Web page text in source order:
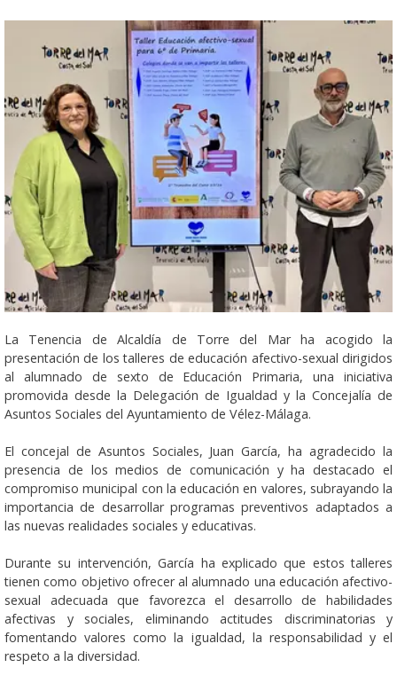
La Tenencia de Alcaldía de Torre del Mar ha acogido la
presentación de los talleres de educación afectivo-sexual dirigidos
al alumnado de sexto de Educación Primaria, una iniciativa
promovida desde la Delegación de Igualdad y la Concejalía de
Asuntos Sociales del Ayuntamiento de Vélez-Málaga.
El concejal de Asuntos Sociales, Juan García, ha agradecido la
presencia de los medios de comunicación y ha destacado el
compromiso municipal con la educación en valores, subrayando la
importancia de desarrollar programas preventivos adaptados a
las nuevas realidades sociales y educativas.
Durante su intervención, García ha explicado que estos talleres
tienen como objetivo ofrecer al alumnado una educación afectivo-
sexual adecuada que favorezca el desarrollo de habilidades
afectivas y sociales, eliminando actitudes discriminatorias y
fomentando valores como la igualdad, la responsabilidad y el
respeto a la diversidad.